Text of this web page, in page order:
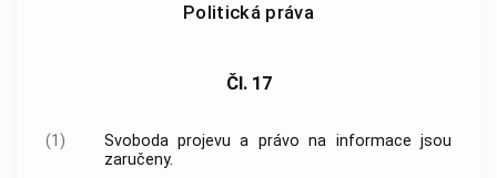
Politická práva
Čl. 17
(1)
Svoboda projevu a právo na informace jsou
zaručeny.